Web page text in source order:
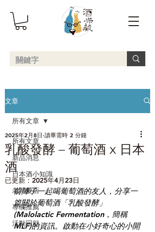
文章
所有文章
新品消息
日本酒小知識
老闆愛店
專欄推薦
活動回顧
所有文章
乳酸發酵 – 葡萄酒 x 日本
酒
2025年2月8日 讀畢需時 2 分鐘
已更新：2025年4月23日
前陣子一起喝葡萄酒的友人，分享一
篇關於葡萄酒「乳酸發酵」
(Malolactic Fermentation，簡稱
MLF)的資訊。啟動在小好奇心的小開